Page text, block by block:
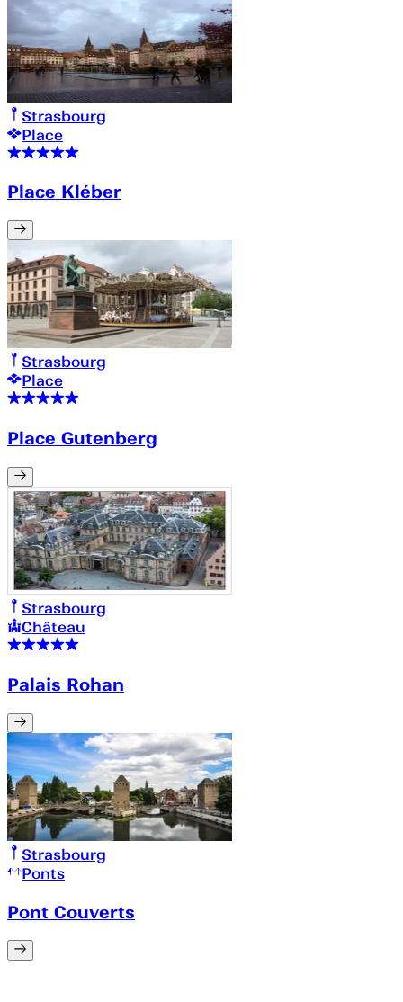
Strasbourg
Place
Place Kléber
Strasbourg
Place
Place Gutenberg
Strasbourg
Château
Palais Rohan
Strasbourg
Ponts
Pont Couverts